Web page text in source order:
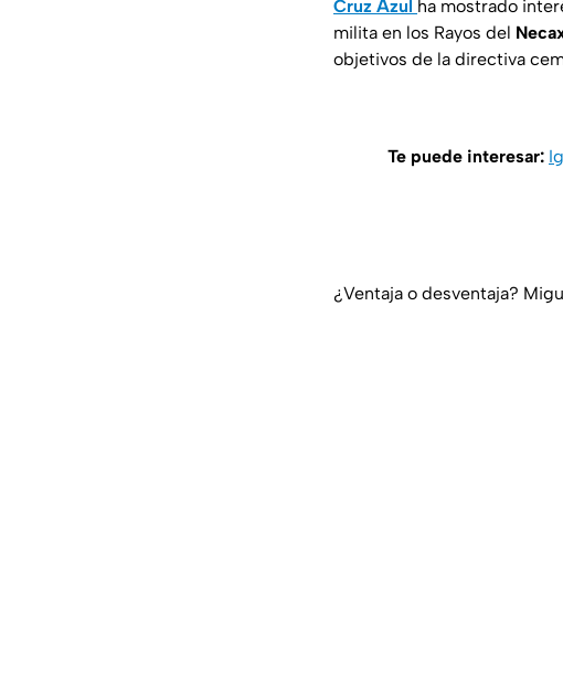
Cruz Azul ha mostrado
milita en los Rayos del
objetivos de la directiva
Te puede interesar:
¿Ventaja o desventaja?